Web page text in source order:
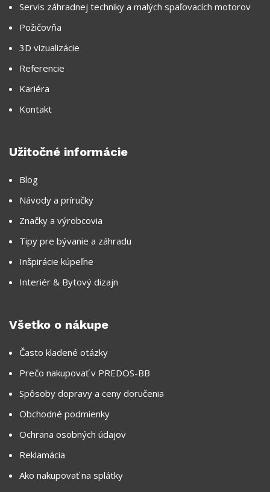
Servis záhradnej techniky a malých spaľovacích motorov
Požičovňa
3D vizualizácie
Referencie
Kariéra
Kontakt
Užitočné informácie
Blog
Návody a príručky
Značky a výrobcovia
Tipy pre bývanie a záhradu
Inšpirácie kúpeľne
Interiér & Bytový dizajn
Všetko o nákupe
Často kladené otázky
Prečo nakupovať v PREDOS-BB
Spôsoby dopravy a ceny doručenia
Obchodné podmienky
Ochrana osobných údajov
Reklamácia
Ako nakupovať na splátky